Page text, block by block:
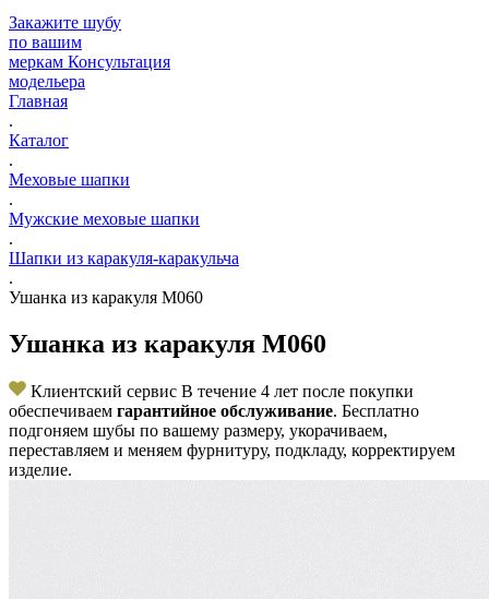
Закажите шубу
по вашим
меркам Консультация
модельера
Главная
.
Каталог
.
Меховые шапки
.
Мужские меховые шапки
.
Шапки из каракуля-каракульча
.
Ушанка из каракуля M060
Ушанка из каракуля M060
Клиентский сервис В течение 4 лет после покупки
обеспечиваем гарантийное обслуживание. Бесплатно
подгоняем шубы по вашему размеру, укорачиваем,
переставляем и меняем фурнитуру, подкладу, корректируем
изделие.